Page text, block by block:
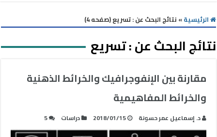
الرئيسية» نتائج البحث عن : تسريع (صفحه 4)
نتائج البحث عن :تسريع
مقارنة بين الإنفوجرافيك والخرائط الذهنية
والخرائط المفاهيمية
د. إسماعيل عمر حسونة 2018/01/15 دراسات 5